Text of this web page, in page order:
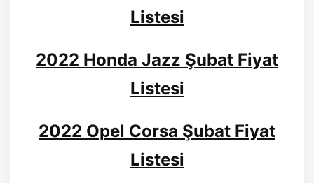
Listesi
2022 Honda Jazz Şubat Fiyat
Listesi
2022 Opel Corsa Şubat Fiyat
Listesi